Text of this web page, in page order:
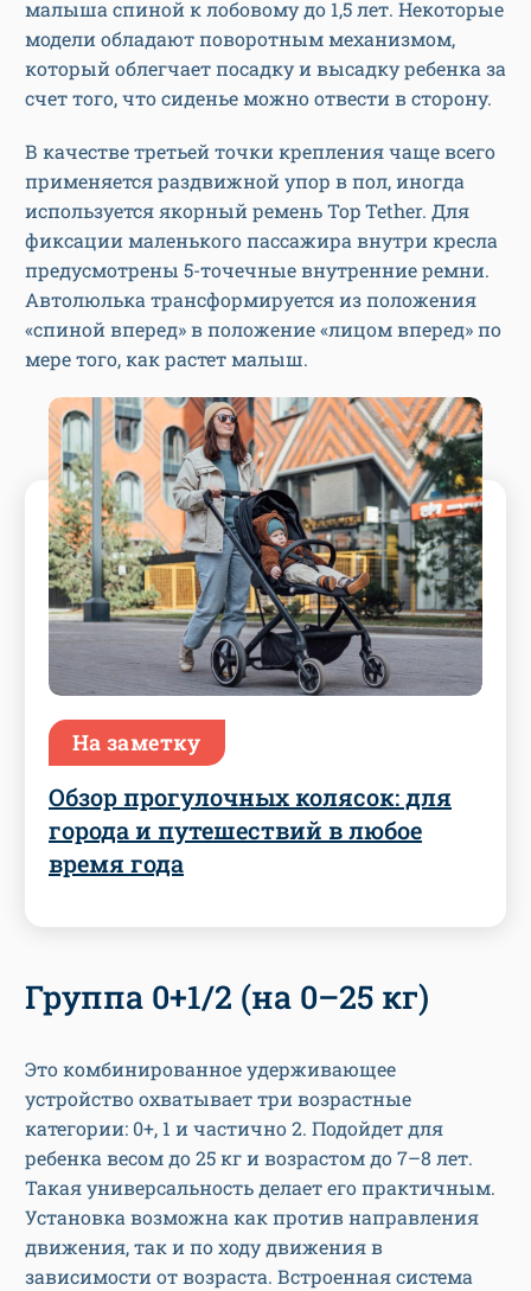
малыша спиной к лобовому до 1,5 лет. Некоторые
модели обладают поворотным механизмом,
который облегчает посадку и высадку ребенка за
счет того, что сиденье можно отвести в сторону.
В качестве третьей точки крепления чаще всего
применяется раздвижной упор в пол, иногда
используется якорный ремень Top Tether. Для
фиксации маленького пассажира внутри кресла
предусмотрены 5-точечные внутренние ремни.
Автолюлька трансформируется из положения
«спиной вперед» в положение «лицом вперед» по
мере того, как растет малыш.
На заметку
Обзор прогулочных колясок: для
города и путешествий в любое
время года
Группа 0+1/2 (на 0–25 кг)
Это комбинированное удерживающее
устройство охватывает три возрастные
категории: 0+, 1 и частично 2. Подойдет для
ребенка весом до 25 кг и возрастом до 7–8 лет.
Такая универсальность делает его практичным.
Установка возможна как против направления
движения, так и по ходу движения в
зависимости от возраста. Встроенная система